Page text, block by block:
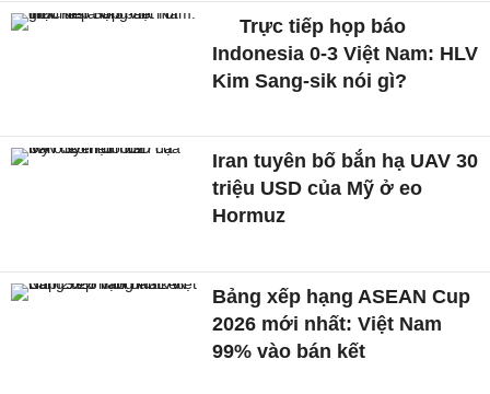
Trực tiếp họp báo
Indonesia 0-3 Việt Nam: HLV
Kim Sang-sik nói gì?
Iran tuyên bố bắn hạ UAV 30
triệu USD của Mỹ ở eo
Hormuz
Bảng xếp hạng ASEAN Cup
2026 mới nhất: Việt Nam
99% vào bán kết